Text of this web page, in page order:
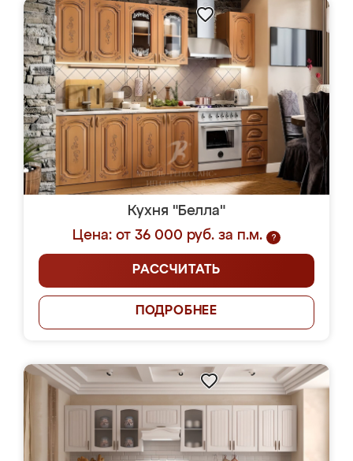
Кухня "Белла"
Цена: от 36 000 руб. за п.м.
?
РАССЧИТАТЬ
ПОДРОБНЕЕ